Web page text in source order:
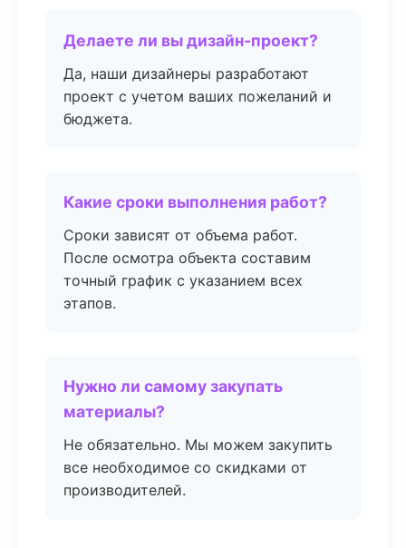
Делаете ли вы дизайн-проект?
Да, наши дизайнеры разработают
проект с учетом ваших пожеланий и
бюджета.
Какие сроки выполнения работ?
Сроки зависят от объема работ.
После осмотра объекта составим
точный график с указанием всех
этапов.
Нужно ли самому закупать
материалы?
Не обязательно. Мы можем закупить
все необходимое со скидками от
производителей.